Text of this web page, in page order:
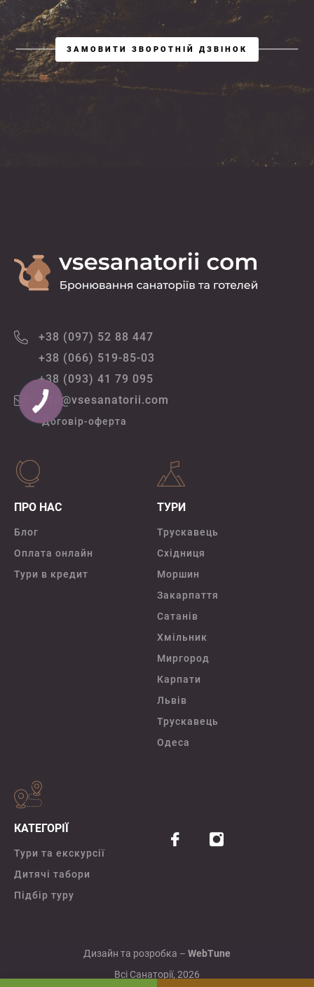
ЗАМОВИТИ ЗВОРОТНІЙ ДЗВІНОК
+38 (097) 52 88 447
+38 (066) 519-85-03
+38 (093) 41 79 095
info@vsesanatorii.com
Договір-оферта
ПРО НАС
Блог
Оплата онлайн
Тури в кредит
ТУРИ
Трускавець
Східниця
Моршин
Закарпаття
Сатанів
Хмільник
Миргород
Карпати
Львів
Трускавець
Одеса
КАТЕГОРІЇ
Тури та екскурсії
Дитячі табори
Підбір туру
Всі Санаторії, 2026
Дизайн та розробка – WebTune